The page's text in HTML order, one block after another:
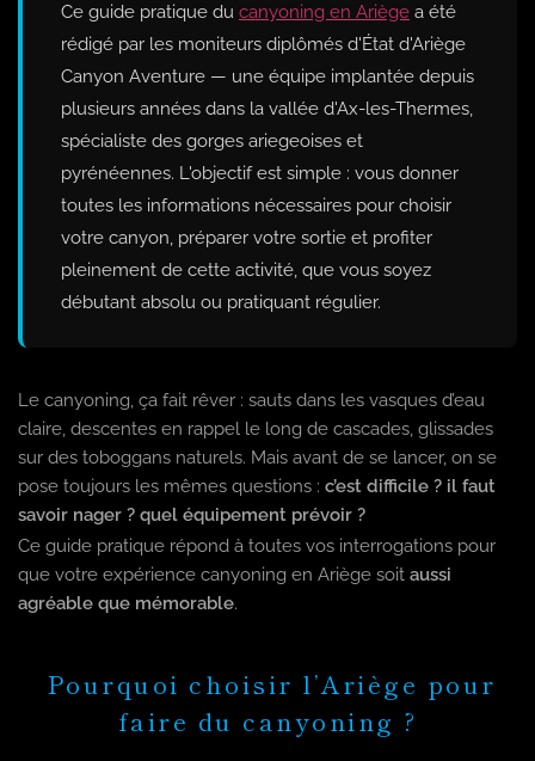
Ce guide pratique du canyoning en Ariège a été
rédigé par les moniteurs diplômés d'État d'Ariège
Canyon Aventure — une équipe implantée depuis
plusieurs années dans la vallée d'Ax-les-Thermes,
spécialiste des gorges ariegeoises et
pyrénéennes. L'objectif est simple : vous donner
toutes les informations nécessaires pour choisir
votre canyon, préparer votre sortie et profiter
pleinement de cette activité, que vous soyez
débutant absolu ou pratiquant régulier.
Le canyoning, ça fait rêver : sauts dans les vasques d’eau
claire, descentes en rappel le long de cascades, glissades
sur des toboggans naturels. Mais avant de se lancer, on se
pose toujours les mêmes questions : c’est difficile ? il faut
savoir nager ? quel équipement prévoir ?
Ce guide pratique répond à toutes vos interrogations pour
que votre expérience canyoning en Ariège soit aussi
agréable que mémorable.
Pourquoi choisir l’Ariège pour
faire du canyoning ?